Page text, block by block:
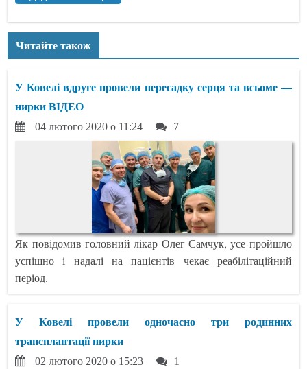
Читайте також
У Ковелі вдруге провели пересадку серця та всьоме —
нирки ВІДЕО
04 лютого 2020 о 11:24 7
Як повідомив головний лікар Олег Самчук, усе пройшло
успішно і надалі на пацієнтів чекає реабілітаційний
період.
У Ковелі провели одночасно три родинних
трансплантації нирки
02 лютого 2020 о 15:23 1